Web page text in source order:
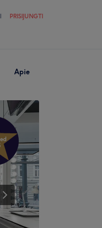
PRISIJUNGTI
Apie